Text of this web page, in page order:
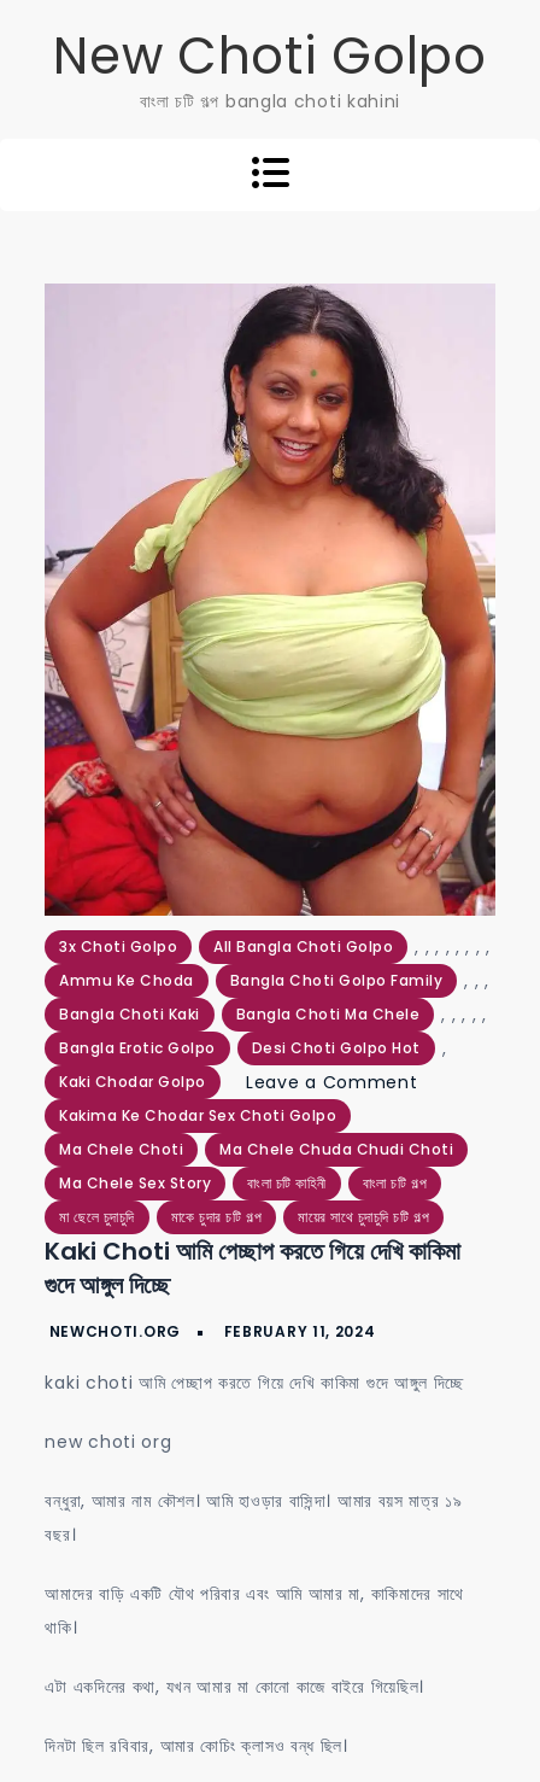
New Choti Golpo
বাংলা চটি গল্প bangla choti kahini
3x Choti Golpo ,
All Bangla Choti Golpo ,
Ammu Ke Choda
,
Bangla Choti Golpo Family
,
Bangla Choti Kaki
,
Bangla Choti Ma Chele
,
Bangla Erotic Golpo
,
Desi Choti Golpo Hot
,
Kaki Chodar Golpo
,
Kakima Ke Chodar Sex Choti Golpo
,
Ma Chele Choti
,
Ma Chele Chuda Chudi Choti
,
Ma Chele Sex Story
,
বাংলা চটি কাহিনী
,
বাংলা চটি গল্প
,
মা ছেলে চুদাচুদি
,
মাকে চুদার চটি গল্প
,
মায়ের সাথে চুদাচুদি চটি গল্প
Leave a Comment
choti
আমি
পেচ্ছাপ
করতে
গুদে
Kaki Choti আমি পেচ্ছাপ করতে গিয়ে দেখি কাকিমা
গুদে আঙ্গুল দিচ্ছে
kaki choti আমি পেচ্ছাপ করতে গিয়ে দেখি কাকিমা গুদে আঙ্গুল দিচ্ছে
new choti org
বন্ধুরা, আমার নাম কৌশল। আমি হাওড়ার বাসিন্দা। আমার বয়স মাত্র ১৯
বছর।
আমাদের বাড়ি একটি যৌথ পরিবার এবং আমি আমার মা, কাকিমাদের সাথে
থাকি।
এটা একদিনের কথা, যখন আমার মা কোনো কাজে বাইরে গিয়েছিল।
দিনটা ছিল রবিবার, আমার কোচিং ক্লাসও বন্ধ ছিল।